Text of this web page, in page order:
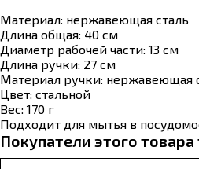
Материал: нержавеющая сталь
Длина общая: 40 см
Диаметр рабочей части: 13 см
Длина ручки: 27 см
Материал ручки: нержавеющая
Цвет: стальной
Вес: 170 г
Подходит для мытья в
Покупатели этого